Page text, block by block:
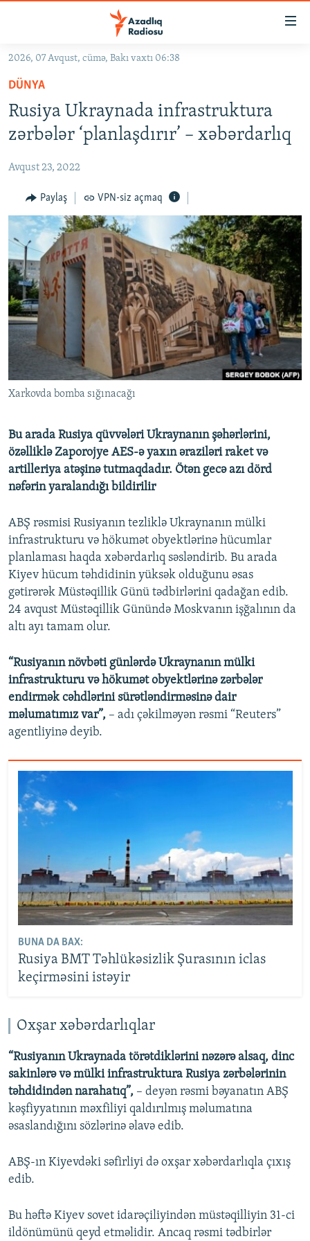
Əsas
qayıt
Əsas
naviqasiyaya
qayıt
KORRUPSIOMETR
FƏRQƏ BAX
QANUNI DOĞRU
ARAŞDIRMA
MULTIMEDIA
VIDEO
FOTOQALEREYA
İNFOQRAFIKA
KARIKATURA
RADIO ARXIV
OXU ZALI
AZƏRBAYCAN ƏDƏBIYYATI KITABXANASI
İSLAM VƏ DEMOKRATIYA
İZ - MƏDƏNIYYƏT PROQRAMI
HAQQIMIZDA
MISSIYAMIZ
PEŞƏ ETIKASI VƏ JURNALISTIKA STANDARTLARIMIZ
MATERIALLARIMIZDAN ISTIFADƏ
AZADLIQRADIOSU MOBIL TELEFONUNUZDA
XƏBƏR BÜLLETENLƏRIMIZ
BIZI IZLƏ
RFE/RL-in bütün saytları
2026, 07 Avqust, cümə, Bakı vaxtı 06:38
DÜNYA
Rusiya Ukraynada infrastruktura
zərbələr ‘planlaşdırır’ – xəbərdarlıq
Avqust 23, 2022
Paylaş VPN-siz açmaq
Xarkovda bomba sığınacağı
Bu arada Rusiya qüvvələri Ukraynanın şəhərlərini,
özəlliklə Zaporojye AES-ə yaxın əraziləri raket və
artilleriya atəşinə tutmaqdadır. Ötən gecə azı dörd
nəfərin yaralandığı bildirilir
ABŞ rəsmisi Rusiyanın tezliklə Ukraynanın mülki
infrastrukturu və hökumət obyektlərinə hücumlar
planlaması haqda xəbərdarlıq səsləndirib. Bu arada
Kiyev hücum təhdidinin yüksək olduğunu əsas
gətirərək Müstəqillik Günü tədbirlərini qadağan edib.
24 avqust Müstəqillik Günündə Moskvanın işğalının da
altı ayı tamam olur.
“Rusiyanın növbəti günlərdə Ukraynanın mülki
infrastrukturu və hökumət obyektlərinə zərbələr
endirmək cəhdlərini sürətləndirməsinə dair
məlumatımız var”, – adı çəkilməyən rəsmi “Reuters”
agentliyinə deyib.
BUNA DA BAX:
Rusiya BMT Təhlükəsizlik Şurasının iclas
keçirməsini istəyir
Oxşar xəbərdarlıqlar
“Rusiyanın Ukraynada törətdiklərini nəzərə alsaq, dinc
sakinlərə və mülki infrastruktura Rusiya zərbələrinin
təhdidindən narahatıq”, – deyən rəsmi bəyanatın ABŞ
kəşfiyyatının məxfiliyi qaldırılmış məlumatına
əsaslandığını sözlərinə əlavə edib.
ABŞ-ın Kiyevdəki səfirliyi də oxşar xəbərdarlıqla çıxış
edib.
Bu həftə Kiyev sovet idarəçiliyindən müstəqilliyin 31-ci
ildönümünü qeyd etməlidir. Ancaq rəsmi tədbirlər